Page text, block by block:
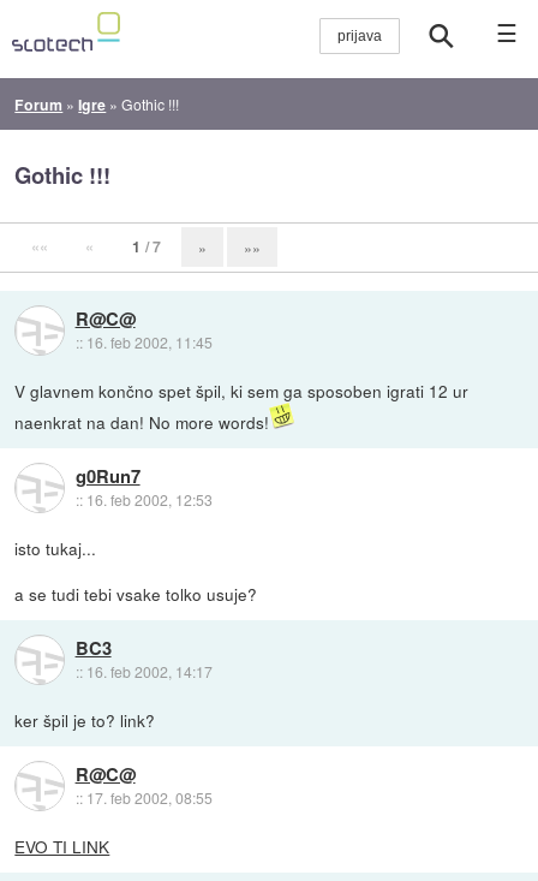
☰
Forum »Igre »Gothic !!!
Gothic !!!
«« « 1 / 7 » »»
R@C@
:: 16. feb 2002, 11:45
V glavnem končno spet špil, ki sem ga sposoben igrati 12 ur
naenkrat na dan! No more words!
g0Run7
:: 16. feb 2002, 12:53
isto tukaj...
a se tudi tebi vsake tolko usuje?
BC3
:: 16. feb 2002, 14:17
ker špil je to? link?
R@C@
:: 17. feb 2002, 08:55
EVO TI LINK